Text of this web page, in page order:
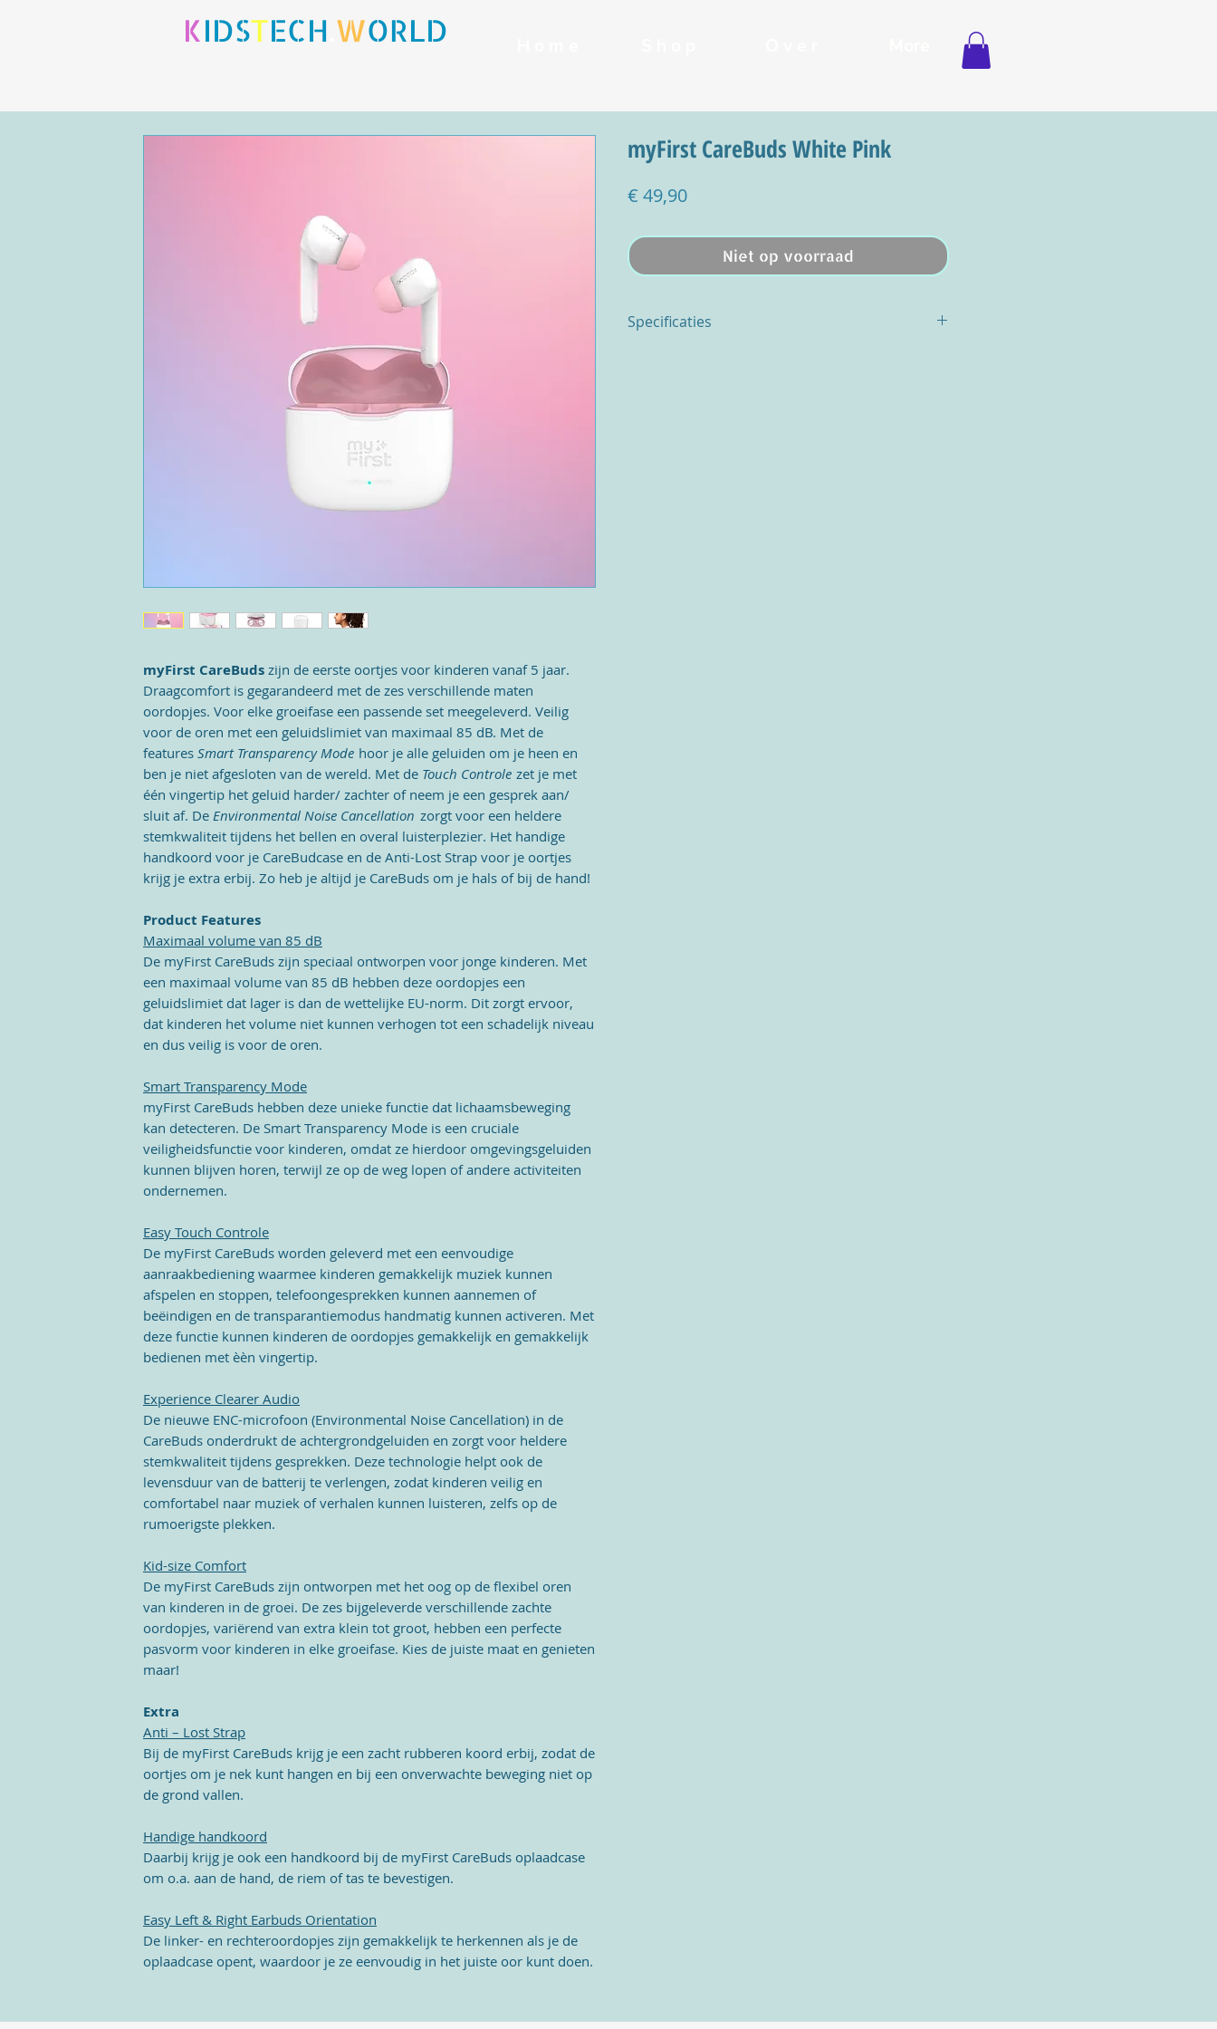
KIDSTECH WORLD
myFirst CareBuds zijn de eerste oortjes voor kinderen vanaf 5 jaar.
Draagcomfort is gegarandeerd met de zes verschillende maten
oordopjes. Voor elke groeifase een passende set meegeleverd. Veilig
voor de oren met een geluidslimiet van maximaal 85 dB. Met de
features Smart Transparency Mode hoor je alle geluiden om je heen en
ben je niet afgesloten van de wereld. Met de Touch Controle zet je met
één vingertip het geluid harder/ zachter of neem je een gesprek aan/
sluit af. De Environmental Noise Cancellation zorgt voor een heldere
stemkwaliteit tijdens het bellen en overal luisterplezier. Het handige
handkoord voor je CareBudcase en de Anti-Lost Strap voor je oortjes
krijg je extra erbij. Zo heb je altijd je CareBuds om je hals of bij de hand!
Product Features
Maximaal volume van 85 dB
De myFirst CareBuds zijn speciaal ontworpen voor jonge kinderen. Met
een maximaal volume van 85 dB hebben deze oordopjes een
geluidslimiet dat lager is dan de wettelijke EU-norm. Dit zorgt ervoor,
dat kinderen het volume niet kunnen verhogen tot een schadelijk niveau
en dus veilig is voor de oren.
Smart Transparency Mode
myFirst CareBuds hebben deze unieke functie dat lichaamsbeweging
kan detecteren. De Smart Transparency Mode is een cruciale
veiligheidsfunctie voor kinderen, omdat ze hierdoor omgevingsgeluiden
kunnen blijven horen, terwijl ze op de weg lopen of andere activiteiten
ondernemen.
Easy Touch Controle
De myFirst CareBuds worden geleverd met een eenvoudige
aanraakbediening waarmee kinderen gemakkelijk muziek kunnen
afspelen en stoppen, telefoongesprekken kunnen aannemen of
beëindigen en de transparantiemodus handmatig kunnen activeren. Met
deze functie kunnen kinderen de oordopjes gemakkelijk en gemakkelijk
bedienen met èèn vingertip.
Experience Clearer Audio
De nieuwe ENC-microfoon (Environmental Noise Cancellation) in de
CareBuds onderdrukt de achtergrondgeluiden en zorgt voor heldere
stemkwaliteit tijdens gesprekken. Deze technologie helpt ook de
levensduur van de batterij te verlengen, zodat kinderen veilig en
comfortabel naar muziek of verhalen kunnen luisteren, zelfs op de
rumoerigste plekken.
Kid-size Comfort
De myFirst CareBuds zijn ontworpen met het oog op de flexibel oren
van kinderen in de groei. De zes bijgeleverde verschillende zachte
oordopjes, variërend van extra klein tot groot, hebben een perfecte
pasvorm voor kinderen in elke groeifase. Kies de juiste maat en genieten
maar!
Extra
Anti – Lost Strap
Bij de myFirst CareBuds krijg je een zacht rubberen koord erbij, zodat de
oortjes om je nek kunt hangen en bij een onverwachte beweging niet op
de grond vallen.
Handige handkoord
Daarbij krijg je ook een handkoord bij de myFirst CareBuds oplaadcase
om o.a. aan de hand, de riem of tas te bevestigen.
Easy Left & Right Earbuds Orientation
De linker- en rechteroordopjes zijn gemakkelijk te herkennen als je de
oplaadcase opent, waardoor je ze eenvoudig in het juiste oor kunt doen.
myFirst CareBuds White Pink
€ 49,90Prijs
Niet op voorraad
Specificaties